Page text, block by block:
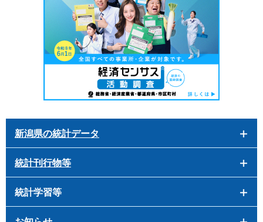
新潟県の統計データ
統計刊行物等
統計学習等